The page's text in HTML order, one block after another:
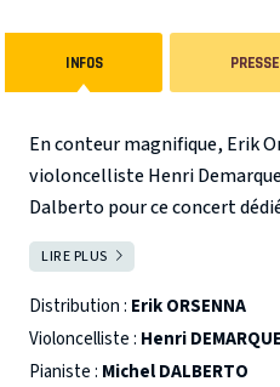
INFOS
En conteur magnifique, Erik
violoncelliste Henri
Dalberto pour ce concert
sonates. PROGRAMME :
2: (Allegro con brio)
Sonate op 5 n° 2 (Allegro
Marche Funèbre extrait de la
Sonate « Clair de Lune »
LIRE PLUS
Distribution : Erik ORSENNA
Violoncelliste : Henri
Pianiste : Michel DALBERTO